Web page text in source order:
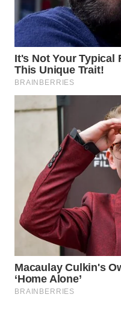
MAWAKA
ID
MARTABAT
NET
PLN
LPKKI
LKKI
KOPEKLIN
PORTAL